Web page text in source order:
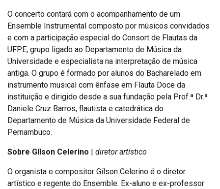
O concerto contará com o acompanhamento de um
Ensemble Instrumental composto por músicos convidados
e com a participação especial do Consort de Flautas da
UFPE, grupo ligado ao Departamento de Música da
Universidade e especialista na interpretação de música
antiga. O grupo é formado por alunos do Bacharelado em
instrumento musical com ênfase em Flauta Doce da
instituição e dirigido desde a sua fundação pela Prof.ª Dr.ª
Daniele Cruz Barros, flautista e catedrática do
Departamento de Música da Universidade Federal de
Pernambuco.
Sobre Gílson Celerino diretor artístico
O organista e compositor Gílson Celerino é o diretor
artístico e regente do Ensemble. Ex-aluno e ex-professor